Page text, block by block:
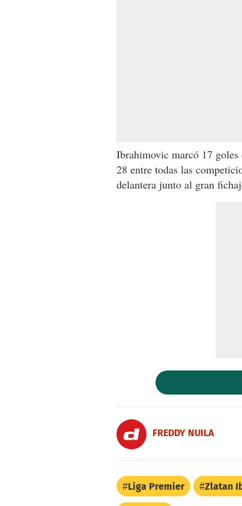
Ibrahimovic marcó 17 goles
28 entre todas las
delantera junto al gran
FREDDY NUILA
Liga Premier Zlatan